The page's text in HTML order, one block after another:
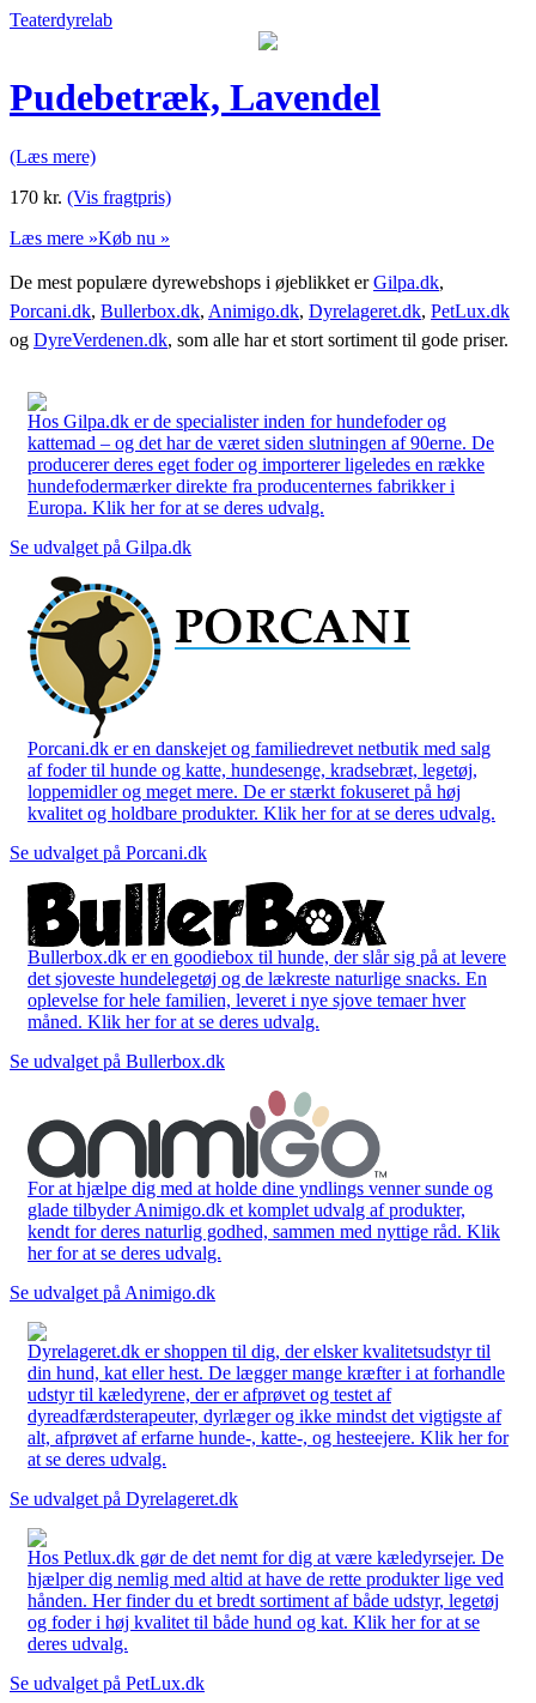
Teaterdyrelab
Pudebetræk, Lavendel
(Læs mere)
170 kr. (Vis fragtpris)
Læs mere »Køb nu »
De mest populære dyrewebshops i øjeblikket erGilpa.dk,
Porcani.dk, Bullerbox.dk, Animigo.dk, Dyrelageret.dk, PetLux.dk
og DyreVerdenen.dk, som alle har et stort sortiment til gode priser.
Hos Gilpa.dk er de specialister inden for hundefoder og
kattemad – og det har de været siden slutningen af 90erne. De
producerer deres eget foder og importerer ligeledes en række
hundefodermærker direkte fra producenternes fabrikker i
Europa. Klik her for at se deres udvalg.
Se udvalget på Gilpa.dk
Porcani.dk er en danskejet og familiedrevet netbutik med salg
af foder til hunde og katte, hundesenge, kradsebræt, legetøj,
loppemidler og meget mere. De er stærkt fokuseret på høj
kvalitet og holdbare produkter. Klik her for at se deres udvalg.
Se udvalget på Porcani.dk
Bullerbox.dk er en goodiebox til hunde, der slår sig på at levere
det sjoveste hundelegetøj og de lækreste naturlige snacks. En
oplevelse for hele familien, leveret i nye sjove temaer hver
måned. Klik her for at se deres udvalg.
Se udvalget på Bullerbox.dk
For at hjælpe dig med at holde dine yndlings venner sunde og
glade tilbyder Animigo.dk et komplet udvalg af produkter,
kendt for deres naturlig godhed, sammen med nyttige råd. Klik
her for at se deres udvalg.
Se udvalget på Animigo.dk
Dyrelageret.dk er shoppen til dig, der elsker kvalitetsudstyr til
din hund, kat eller hest. De lægger mange kræfter i at forhandle
udstyr til kæledyrene, der er afprøvet og testet af
dyreadfærdsterapeuter, dyrlæger og ikke mindst det vigtigste af
alt, afprøvet af erfarne hunde-, katte-, og hesteejere. Klik her for
at se deres udvalg.
Se udvalget på Dyrelageret.dk
Hos Petlux.dk gør de det nemt for dig at være kæledyrsejer. De
hjælper dig nemlig med altid at have de rette produkter lige ved
hånden. Her finder du et bredt sortiment af både udstyr, legetøj
og foder i høj kvalitet til både hund og kat. Klik her for at se
deres udvalg.
Se udvalget på PetLux.dk